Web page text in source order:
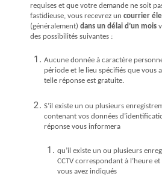
requises et que votre demande ne soit
fastidieuse, vous recevrez un courrier
(généralement) dans un délai d’un mois
des possibilités suivantes :
Aucune donnée à caractère
période et le lieu spécifiés que vous
telle réponse est gratuite.
S’il existe un ou plusieurs
contenant vos données
réponse vous informera
qu’il existe un ou plusieurs
CCTVcorrespondant à l’heure et
vous avez indiqués